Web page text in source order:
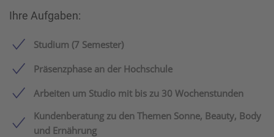
Ihre Aufgaben:
Studium (7 Semester)
Präsenzphase an der Hochschule
Arbeiten um Studio mit bis zu 30 Wochenstunden
Kundenberatung zu den Themen Sonne, Beauty, Body
und Ernährung